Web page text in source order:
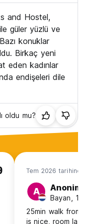
and Hostel,
güler yüzlü ve
konuklar
Birkaç yeni
eden kadınlar
endişeleri dile
oldu mu?
Tem 2026 tarihinde
A Anonim
Bayan,
25min walk from
is nice, room